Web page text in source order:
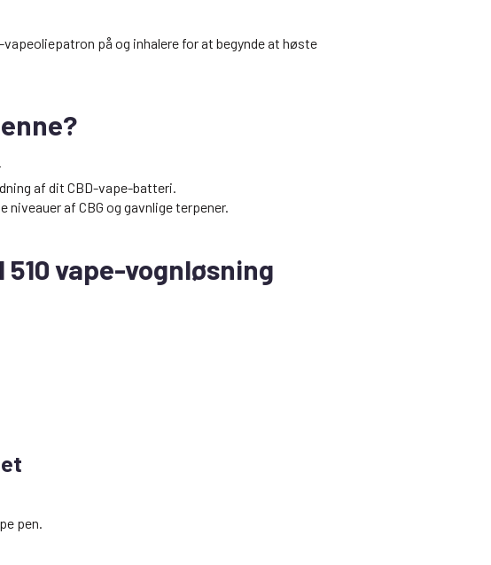
på og inhalere for at begynde at høste
af dit CBD-vape-batteri.
af CBG og gavnlige terpener.
vape-vognløsning
pen.